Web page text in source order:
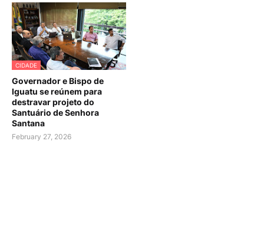
CIDADE
Governador e Bispo de
Iguatu se reúnem para
destravar projeto do
Santuário de Senhora
Santana
February 27, 2026